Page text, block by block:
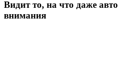
Видит то, на что даже
внимания